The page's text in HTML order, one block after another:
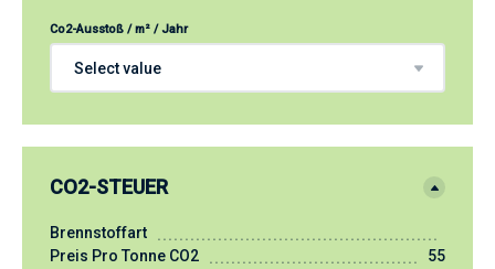
Co2-Ausstoß / m² / Jahr
CO2-STEUER
Brennstoffart
Preis Pro Tonne CO2
55